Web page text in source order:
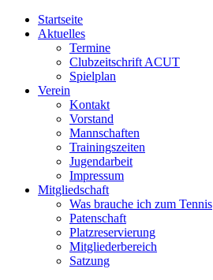
Startseite
Aktuelles
Termine
Clubzeitschrift ACUT
Spielplan
Verein
Kontakt
Vorstand
Mannschaften
Trainingszeiten
Jugendarbeit
Impressum
Mitgliedschaft
Was brauche ich zum Tennis
Patenschaft
Platzreservierung
Mitgliederbereich
Satzung